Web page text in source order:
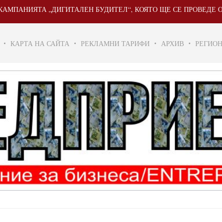
„ДИГИТАЛЕН БУДИТЕЛ“, КОЯТО ЩЕ СЕ ПРОВЕДЕ ОТ 20
КАРТА НА САЙТА РЕКЛАМНИ ТАРИФИ АРХИВ